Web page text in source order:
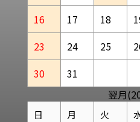
16
17 18
23
24 25
30
31
翌月
日 月 火